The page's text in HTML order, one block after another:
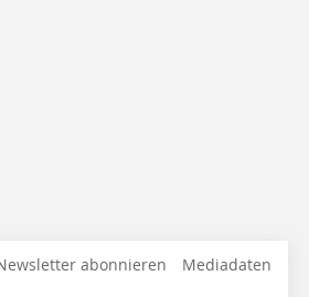
abonnieren Mediadaten